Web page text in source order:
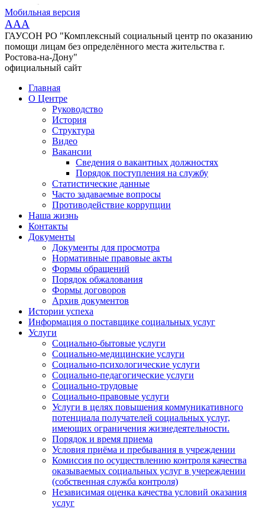
Мобильная версия
AAA
ГАУСОН РО "Комплексный социальный центр по оказанию
помощи лицам без определённого места жительства г.
Ростова-на-Дону"
официальный сайт
Главная
О Центре
Руководство
История
Структура
Видео
Вакансии
Сведения о вакантных должностях
Порядок поступления на службу
Статистические данные
Часто задаваемые вопросы
Противодействие коррупции
Наша жизнь
Контакты
Документы
Документы для просмотра
Нормативные правовые акты
Формы обращений
Порядок обжалования
Формы договоров
Архив документов
Истории успеха
Информация о поставщике социальных услуг
Услуги
Социально-бытовые услуги
Социально-медицинские услуги
Социально-психологические услуги
Социально-педагогические услуги
Социально-трудовые
Социально-правовые услуги
Услуги в целях повышения коммуникативного
потенциала получателей социальных услуг,
имеющих ограничения жизнедеятельности.
Порядок и время приема
Условия приёма и пребывания в учреждении
Комиссия по осуществлению контроля качества
оказываемых социальных услуг в учереждении
(собственная служба контроля)
Независимая оценка качества условий оказания
услуг